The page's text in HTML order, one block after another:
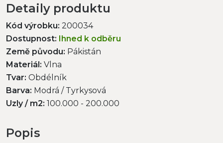
Detaily produktu
Kód výrobku: 200034
Dostupnost: Ihned k odběru
Země původu: Pákistán
Materiál: Vlna
Tvar: Obdélník
Barva: Modrá / Tyrkysová
Uzly / m2: 100.000 - 200.000
Popis